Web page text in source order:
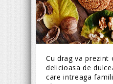
Cu drag va prezint
delicioasa de
care intreaga